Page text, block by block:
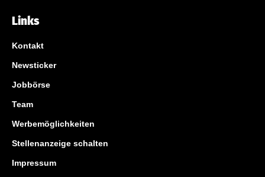
Links
Kontakt
Newsticker
Jobbörse
Team
Werbemöglichkeiten
Stellenanzeige schalten
Impressum